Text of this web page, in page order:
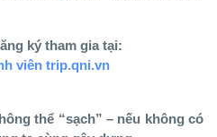
ký tham gia tại:
viên trip.qni.vn
thể “sạch” – nếu không có